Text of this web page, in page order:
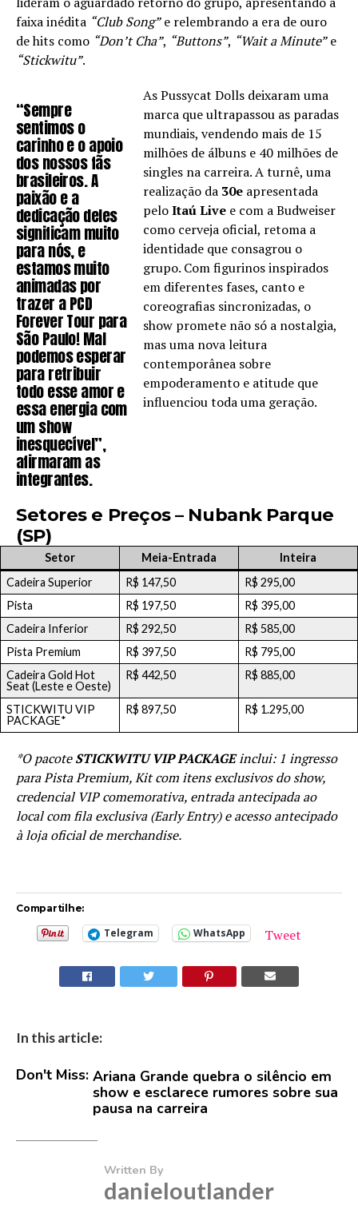
faixa inédita “Club Song”e relembrando a era de ouro
de hits como “Don’t Cha”, “Buttons”, “Wait a Minute”e
“Stickwitu”.
“Sempre
sentimos o
carinho e o apoio
dos nossos fãs
brasileiros. A
paixão e a
dedicação deles
significam muito
para nós, e
estamos muito
animadas por
trazer a PCD
Forever Tour para
São Paulo! Mal
podemos esperar
para retribuir
todo esse amor e
essa energia com
um show
inesquecível”,
afirmaram as
integrantes.
As Pussycat Dolls deixaram uma
marca que ultrapassou as paradas
mundiais, vendendo mais de 15
milhões de álbuns e 40 milhões de
singles na carreira. A turnê, uma
realização da 30e apresentada
peloItaú Live e com a Budweiser
como cerveja oficial, retoma a
identidade que consagrou o
grupo. Com figurinos inspirados
em diferentes fases, canto e
coreografias sincronizadas, o
show promete não só a nostalgia,
mas uma nova leitura
contemporânea sobre
empoderamento e atitude que
influenciou toda uma geração.
Setores e Preços – Nubank Parque
(SP)
Setor Meia-Entrada
Inteira
Cadeira Superior
R$ 147,50
R$ 295,00
Pista
R$ 197,50
R$ 395,00
Cadeira Inferior
R$ 292,50
R$ 585,00
Pista Premium
R$ 397,50
R$ 795,00
Cadeira Gold Hot
Seat (Leste e Oeste)
R$ 442,50 R$ 885,00
STICKWITU VIP
PACKAGE*
R$ 897,50 R$ 1.295,00
*O pacoteSTICKWITU VIP PACKAGEinclui: 1 ingresso
para Pista Premium, Kit com itens exclusivos do show,
credencial VIP comemorativa, entrada antecipada ao
local com fila exclusiva (Early Entry) e acesso antecipado
à loja oficial de merchandise.
Compartilhe:
Telegram WhatsApp Tweet
In this article:
Don't Miss: Ariana Grande quebra o silêncio em
show e esclarece rumores sobre sua
pausa na carreira
Written By
danieloutlander